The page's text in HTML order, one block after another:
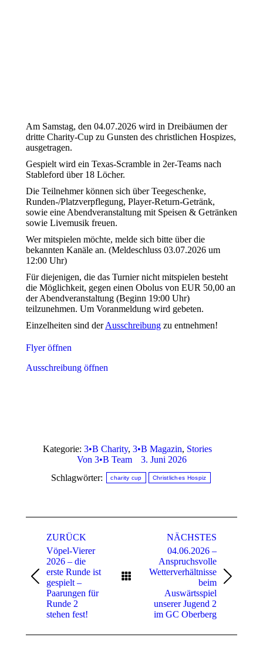
Am Samstag, den 04.07.2026 wird in Dreibäumen der
dritte Charity-Cup zu Gunsten des christlichen Hospizes,
ausgetragen.
Gespielt wird ein Texas-Scramble in 2er-Teams nach
Stableford über 18 Löcher.
Die Teilnehmer können sich über Teegeschenke,
Runden-/Platzverpflegung, Player-Return-Getränk,
sowie eine Abendveranstaltung mit Speisen & Getränken
sowie Livemusik freuen.
Wer mitspielen möchte, melde sich bitte über die
bekannten Kanäle an. (Meldeschluss 03.07.2026 um
12:00 Uhr)
Für diejenigen, die das Turnier nicht mitspielen besteht
die Möglichkeit, gegen einen Obolus von EUR 50,00 an
der Abendveranstaltung (Beginn 19:00 Uhr)
teilzunehmen. Um Voranmeldung wird gebeten.
Einzelheiten sind derAusschreibung zu entnehmen!
Flyer öffnen
Ausschreibung öffnen
Kategorie: 3•B Charity, 3•B Magazin, Stories
Von 3•B Team
3. Juni 2026
Schlagwörter:
charity cup Christliches Hospiz
ZURÜCK
Vorheriger
Beitrag:
Vöpel-Vierer
2026 – die
erste Runde ist
gespielt –
Paarungen für
Runde 2
stehen fest!
NÄCHSTES
Beitrag:
04.06.2026 –
Anspruchsvolle
Wetterverhältnisse
beim
Auswärtsspiel
unserer Jugend 2
im GC Oberberg